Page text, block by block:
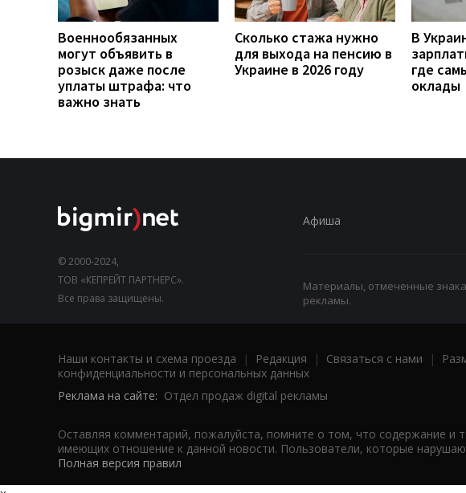
Военнообязанных
могут объявить в
розыск даже после
уплаты штрафа: что
важно знать
Сколько стажа нужно
для выхода на пенсию в
Украине в 2026 году
В
где
оклады
© 2000-2024,
ТОВ «КЕПРЕЙТ ПАРТНЕРС».
Все права защищены.
Афиша
Материалы, отмеченные
рекламы.
Наши контакты и схема проезда | Редакция | Связаться с нами |
конфиденциальности и персональных данных
Реклама на сайте: Отдел продаж digital рекламы
Оставляя комментарий, пожалуйста, помните о том, что содержание и
имеющих отношение к данной новости. Пользователи, которые
Полная версия правил